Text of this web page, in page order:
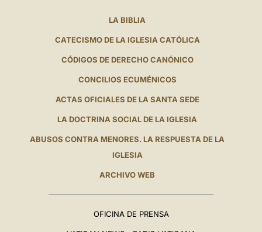
LA BIBLIA
CATECISMO DE LA IGLESIA CATÓLICA
CÓDIGOS DE DERECHO CANÓNICO
CONCILIOS ECUMÉNICOS
ACTAS OFICIALES DE LA SANTA SEDE
LA DOCTRINA SOCIAL DE LA IGLESIA
ABUSOS CONTRA MENORES. LA RESPUESTA DE LA
IGLESIA
ARCHIVO WEB
OFICINA DE PRENSA